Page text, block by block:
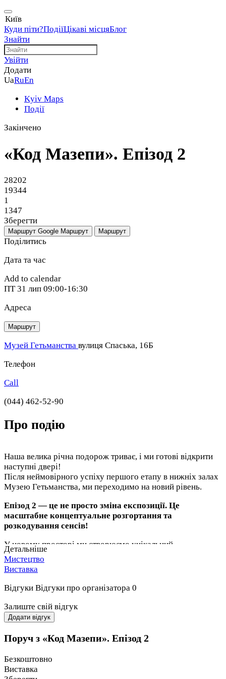
Київ
Куди піти?ПодіїЦікаві місцяБлог
Знайти
Увійти
Додати
UaRuEn
Kyiv Maps
Події
Закінчено
«Код Мазепи». Епізод 2
28202
19344
1
1347
Зберегти
Маршрут Google Маршрут Маршрут
Поділитись
Дата та час
Add to calendar
ПТ 31 лип 09:00-16:30
Адреса
Маршрут
Музей Гетьманства вулиця Спаська, 16Б
Телефон
Call
(044) 462-52-90
Про подію
Наша велика річна подорож триває, і ми готові відкрити
наступні двері!
Після неймовірного успіху першого етапу в нижніх залах
Музею Гетьманства, ми переходимо на новий рівень.
Епізод 2 — це не просто зміна експозиції. Це
масштабне концептуальне розгортання та
розкодування сенсів!
У новому просторі ми створюємо унікальний
кураторський діалог: абсолютно нові, свіжі полотна
сучасних українських митців зустрінуться з обраними,
найбільш знаковими роботами з першої виставки. Це жива
трансформація, де картини взаємодіють одна з одною,
відкриваючи нові пласти генетичного коду нашої свободи.
Нагадаємо, що «Код Мазепи»
портретного збігу.
Ми разом із художниками не копіюємо риси обличчя
його масштаб як європейського інтелектуала, дипломата
та будівничого. Ми розкриваємо ту саму велику леґенду,
Детальніше
Мистецтво
Виставка
Відгуки Відгуки про організатора 0
Залиште свій відгук
Додати відгук
Поруч з «Код Мазепи». Епізод 2
Безкоштовно
Виставка